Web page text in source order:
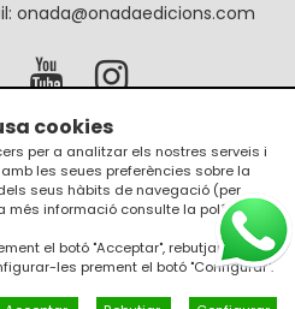
onada@onadaedicions.com
de privacitat
Condicions de compra
cookies
per a analitzar els nostres serveis i
les seues preferències sobre la
seus hàbits de navegació (per
més informació consulte la política de
el botó "Acceptar", rebutjar el seu
les prement el botó "Configurar".